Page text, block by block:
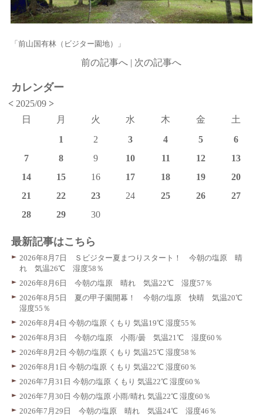
「前山国有林（ビジター園地）」
前の記事へ | 次の記事へ
カレンダー
< 2025/09>
日
月 火 水 木 金
土
1
2 3 4 5
6
7
8 9 10 11 12
13
14
15 16 17 18 19
20
21
22 23 24 25 26
27
28
29 30
最新記事はこちら
2026年8月7日 Ｓビジター夏まつりスタート！ 今朝の塩原 晴
れ 気温26℃ 湿度58％
2026年8月6日 今朝の塩原 晴れ 気温22℃ 湿度57％
2026年8月5日 夏の甲子園開幕！ 今朝の塩原 快晴 気温20℃
湿度55％
2026年8月4日 今朝の塩原 くもり 気温19℃ 湿度55％
2026年8月3日 今朝の塩原 小雨/曇 気温21℃ 湿度60％
2026年8月2日 今朝の塩原 くもり 気温25℃ 湿度58％
2026年8月1日 今朝の塩原 くもり 気温22℃ 湿度60％
2026年7月31日 今朝の塩原 くもり 気温22℃ 湿度60％
2026年7月30日 今朝の塩原 小雨/晴れ 気温22℃ 湿度60％
2026年7月29日 今朝の塩原 晴れ 気温24℃ 湿度46％